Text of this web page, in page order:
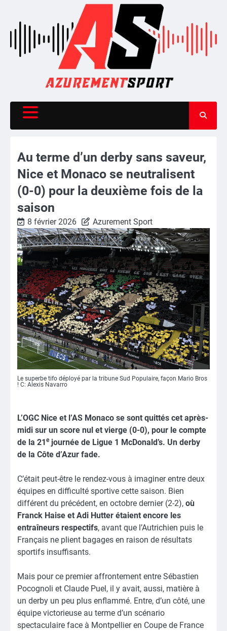
content
Au terme d’un derby sans saveur,
Nice et Monaco se neutralisent
(0-0) pour la deuxième fois de la
saison
8 février 2026 Azurement Sport
Le superbe tifo déployé par la tribune Sud Populaire, façon Mario Bros
! C: Alexis Navarro
L’OGC Nice et l’AS Monaco se sont quittés cet après-
midi sur un score nul et vierge (0-0), pour le compte
de la 21ejournée de Ligue 1 McDonald’s. Un derby
de la Côte d’Azur fade.
C’était peut-être le rendez-vous à imaginer entre deux
équipes en difficulté sportive cette saison. Bien
différent du précédent, en octobre dernier (2-2), où
Franck Haise et Adi Hutter étaient encore les
entraîneurs respectifs, avant que l’Autrichien puis le
Français ne plient bagages en raison de résultats
sportifs insuffisants.
Mais pour ce premier affrontement entre Sébastien
Pocognoli et Claude Puel, il y avait, aussi, matière à
un derby un peu plus enflammé. Entre, d’un côté, une
équipe victorieuse au terme d’un scénario
spectaculaire face à Montpellier en Coupe de France